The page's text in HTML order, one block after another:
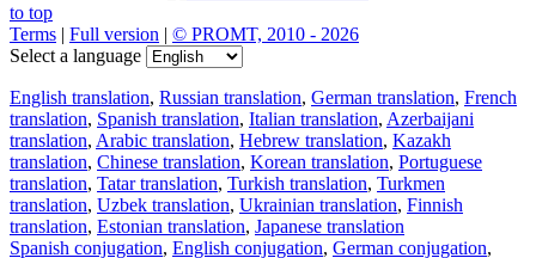
to top
Terms | Full version | © PROMT, 2010 - 2026
Select a language
English translation, Russian translation, German translation, French
translation, Spanish translation, Italian translation, Azerbaijani
translation, Arabic translation, Hebrew translation, Kazakh
translation, Chinese translation, Korean translation, Portuguese
translation, Tatar translation, Turkish translation, Turkmen
translation, Uzbek translation, Ukrainian translation, Finnish
translation, Estonian translation, Japanese translation
Spanish conjugation, English conjugation, German conjugation,